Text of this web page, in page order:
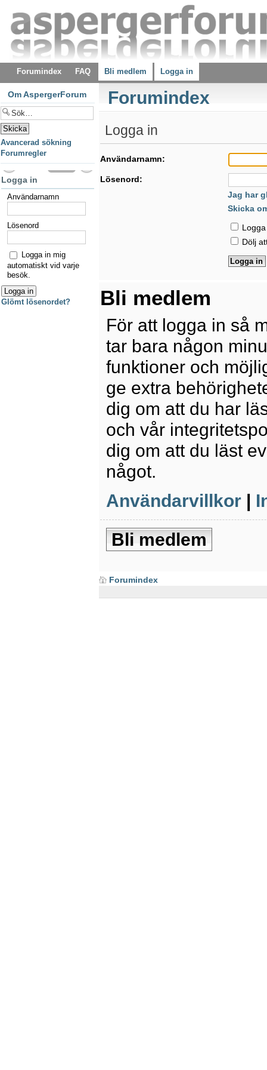
Forumindex FAQ Bli medlem Logga in
Forumindex
Logga in
Användarnamn:
Lösenord:
Jag har
Skicka
Dölj
Bli medlem
För att logga in så
tar bara någon
funktioner och
ge extra
dig om att du har
och vår
dig om att du läst
något.
Användarvillkor |
Bli medlem
Forumindex
Om AspergerForum
Avancerad sökning
Forumregler
Logga in
Användarnamn
Lösenord
Logga in mig
automatiskt vid varje
besök.
Glömt lösenordet?